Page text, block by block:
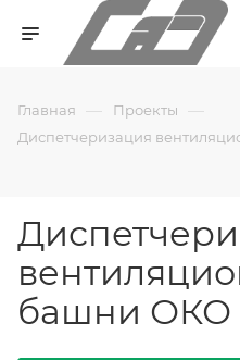
Главная — Проекты —
Диспетчеризация
башни ОКО